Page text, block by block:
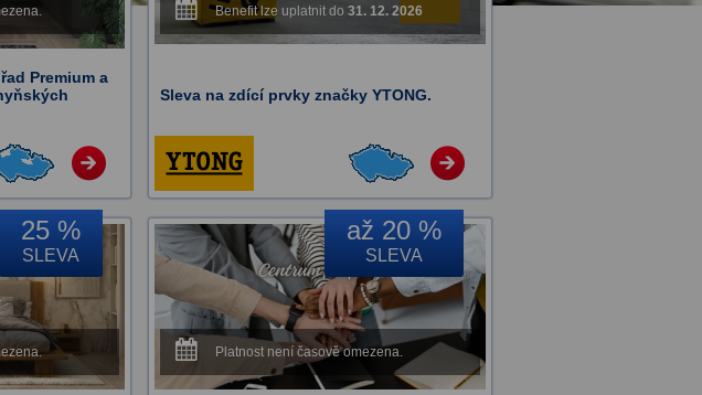
Premium a
Benefit lze uplatnit do 31. 12. 2026
Sleva na zdící prvky značky YTONG.
25 %
SLEVA
až 20 %
SLEVA
Platnost není časově omezena.